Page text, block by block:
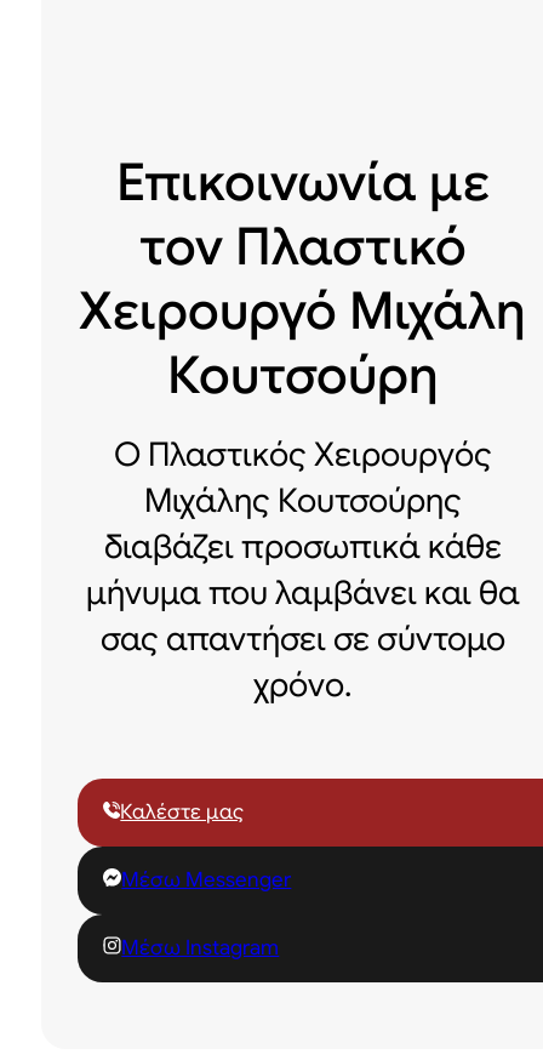
Επικοινωνία με
τον Πλαστικό
Χειρουργό Μιχάλη
Κουτσούρη
Ο Πλαστικός Χειρουργός
Μιχάλης Κουτσούρης
διαβάζει προσωπικά κάθε
μήνυμα που λαμβάνει και θα
σας απαντήσει σε σύντομο
χρόνο.
Καλέστε μας
Μέσω Messenger
Μέσω Instagram